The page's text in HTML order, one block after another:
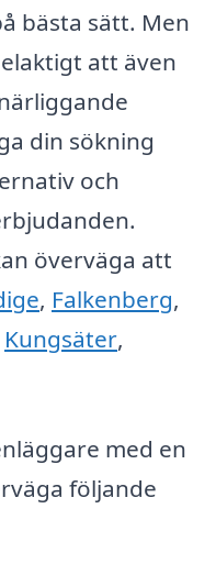
bästa sätt. Men
att även
din sökning
och
överväga att
, Falkenberg,
Kungsäter,
med en
följande